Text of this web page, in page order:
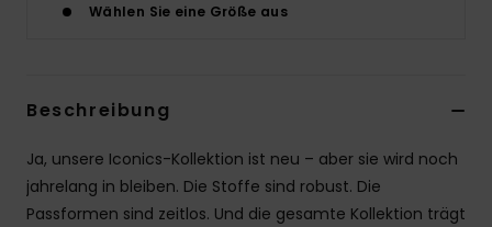
Wählen Sie eine Größe aus
Beschreibung
Ja, unsere Iconics-Kollektion ist neu – aber sie wird noch
jahrelang in bleiben. Die Stoffe sind robust. Die
Passformen sind zeitlos. Und die gesamte Kollektion trägt